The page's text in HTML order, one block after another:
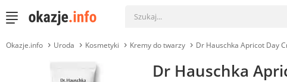
Okazje.info Uroda Kosmetyki Kremy do twarzy Dr Hauschka Apricot Day
Dr Hauschka